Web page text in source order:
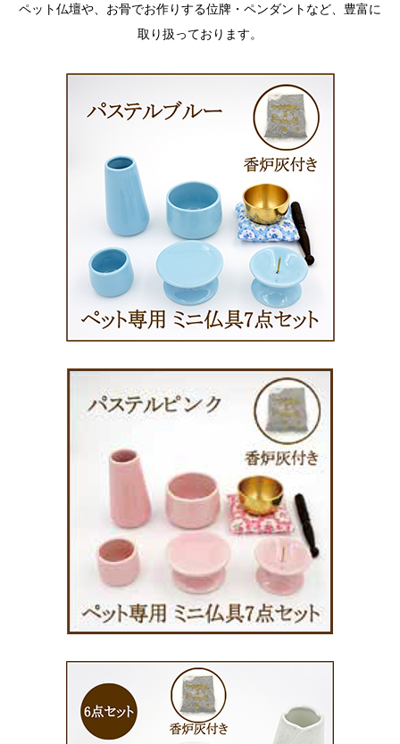
ペット仏壇や、お骨でお作りする位牌・ペンダントなど、豊富に
取り扱っております。